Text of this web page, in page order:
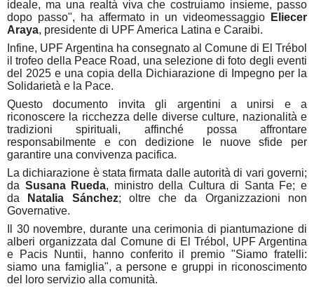
ideale, ma una realtà viva che costruiamo insieme, passo
dopo passo", ha affermato in un videomessaggio Eliecer
Araya, presidente di UPF America Latina e Caraibi.
Infine, UPF Argentina ha consegnato al Comune di El Trébol
il trofeo della Peace Road, una selezione di foto degli eventi
del 2025 e una copia della Dichiarazione di Impegno per la
Solidarietà e la Pace.
Questo documento invita gli argentini a unirsi e a
riconoscere la ricchezza delle diverse culture, nazionalità e
tradizioni spirituali, affinché possa affrontare
responsabilmente e con dedizione le nuove sfide per
garantire una convivenza pacifica.
La dichiarazione è stata firmata dalle autorità di vari governi;
da Susana Rueda, ministro della Cultura di Santa Fe; e
da
Natalia Sánchez; oltre che da Organizzazioni non
Governative.
Il 30 novembre, durante una cerimonia di piantumazione di
alberi organizzata dal Comune di El Trébol, UPF Argentina
e Pacis Nuntii, hanno conferito il premio "Siamo fratelli:
siamo una famiglia", a persone e gruppi in riconoscimento
del loro servizio alla comunità.